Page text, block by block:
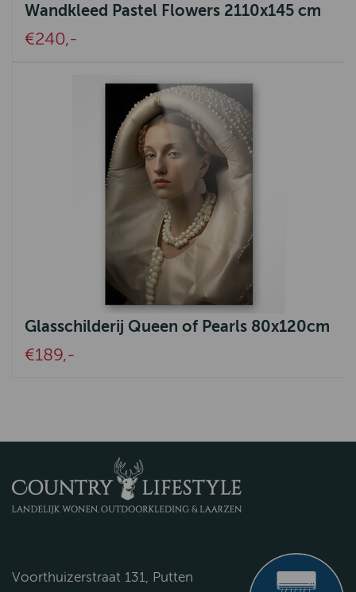
Wandkleed Pastel Flowers 2110x145 cm
€240,-
Glasschilderij Queen of Pearls 80x120cm
€189,-
Voorthuizerstraat 131, Putten